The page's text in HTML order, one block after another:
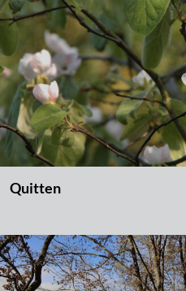
Quitten